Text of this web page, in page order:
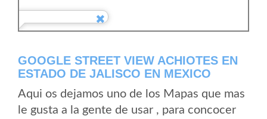
GOOGLE STREET VIEW ACHIOTES EN
ESTADO DE JALISCO EN MEXICO
Aqui os dejamos uno de los Mapas que mas
le gusta a la gente de usar , para concocer